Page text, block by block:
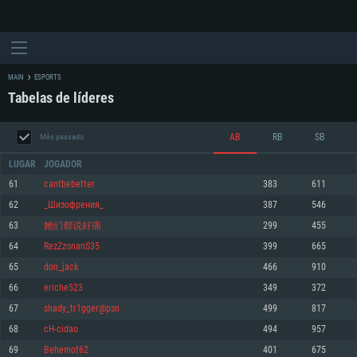
REQUERIMENTOS DE SISTEMA
Mínimo
Sistema Operativo: Windows 10 (64 bit)
Processador: Dual-Core 2.2 GHz
Mínimo
Sistema Operativo: Mac OS Big Sur 11.0 ou versão mais recente
Processador: Core i5 2.2GHz mínimo (Intel Xeon não suportado)
Mínimo
Sistema Operativo: Distribuições mais modernas do Linux de 64bit
Processador: Dual-Core 2.4 GHz
MAIN ESPORTS
Tabelas de líderes
Mês passado AB RB SB
LUGAR JOGADOR
61 cantbebetter 383 611
62 _Шизофрения_ 387 546
63 她们都说好痛 299 455
64 RezZzonanS35 399 665
65 don_jack 466 910
66 eriche523 349 372
67 shady_tr1gger@psn 499 817
68 cH-cidao 494 957
69 Behemot62 401 675